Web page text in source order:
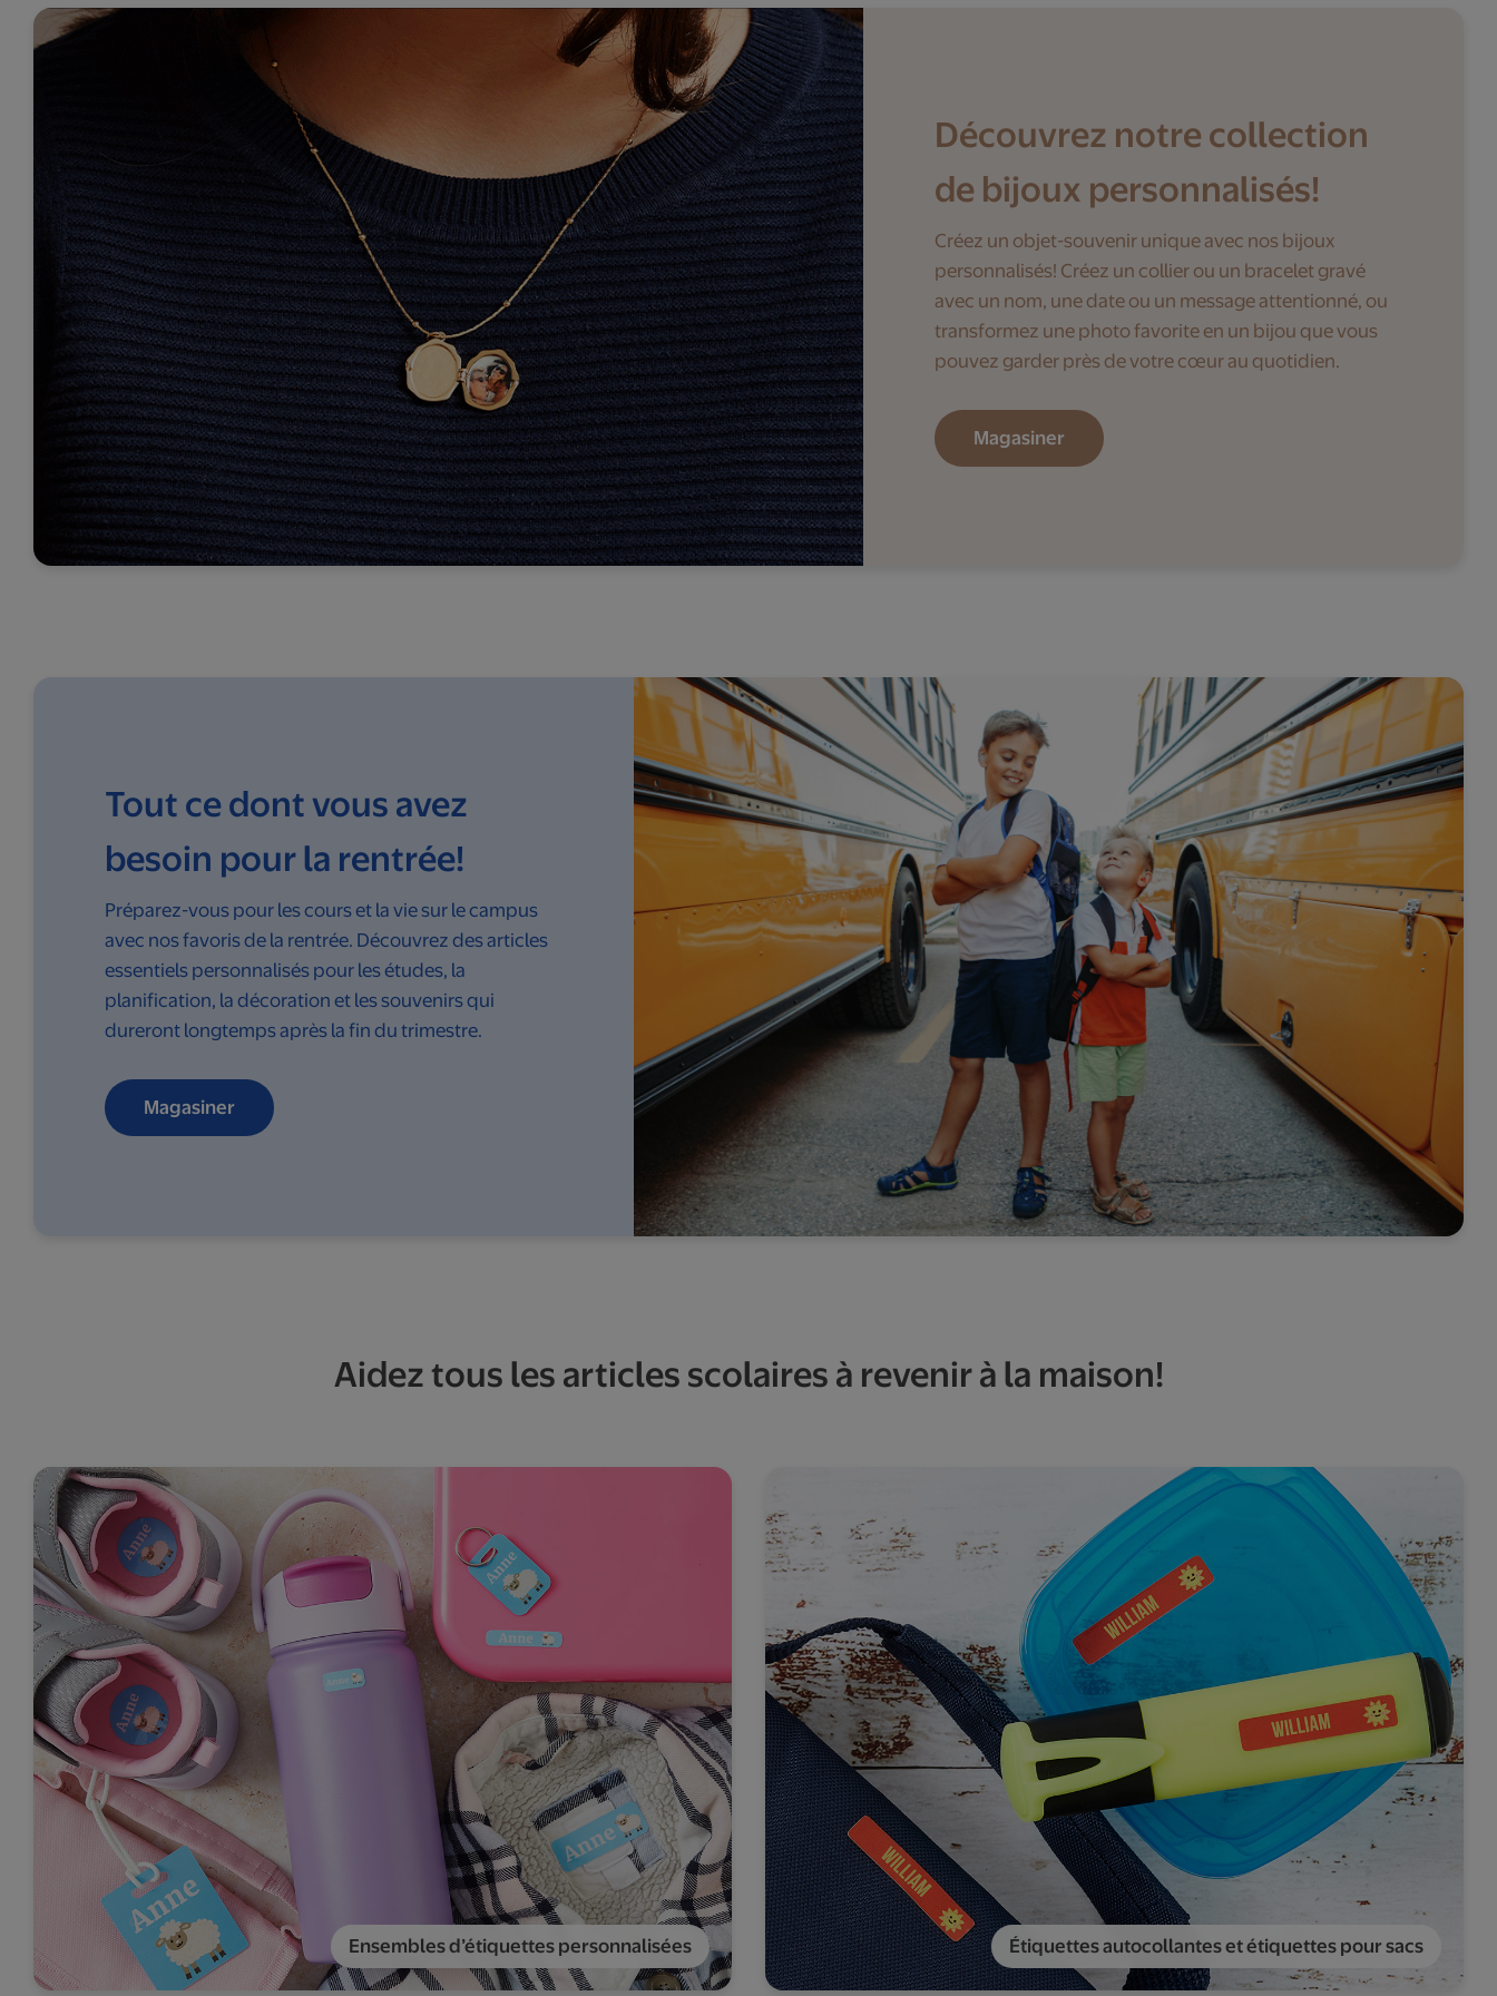
Découvrez notre collection
de bijoux personnalisés!
Créez un objet-souvenir unique avec nos bijoux
personnalisés! Créez un collier ou un bracelet gravé
avec un nom, une date ou un message attentionné, ou
transformez une photo favorite en un bijou que vous
pouvez garder près de votre cœur au quotidien.
Magasiner
Tout ce dont vous avez
besoin pour la rentrée!
Préparez-vous pour les cours et la vie sur le campus
avec nos favoris de la rentrée. Découvrez des articles
essentiels personnalisés pour les études, la
planification, la décoration et les souvenirs qui
dureront longtemps après la fin du trimestre.
Magasiner
Aidez tous les articles scolaires à revenir à la maison!
Ensembles d’étiquettes personnalisées Étiquettes autocollantes et étiquettes pour sacs